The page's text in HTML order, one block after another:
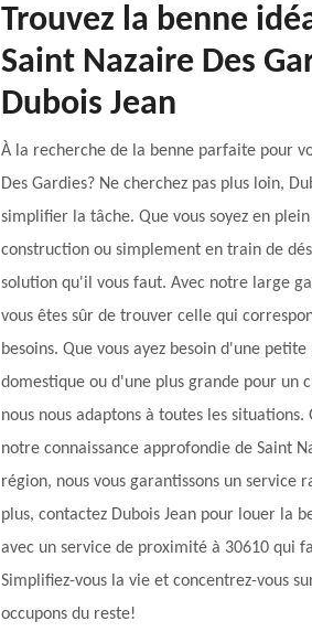
Trouvez la benne
Saint Nazaire Des
Dubois Jean
À la recherche de la benne parfaite pour
Des Gardies? Ne cherchez pas plus loin,
simplifier la tâche. Que vous soyez en
construction ou simplement en train de
solution qu'il vous faut. Avec notre large
vous êtes sûr de trouver celle qui
besoins. Que vous ayez besoin d'une
domestique ou d'une plus grande pour un
nous nous adaptons à toutes les
notre connaissance approfondie de Saint
région, nous vous garantissons un service
plus, contactez Dubois Jean pour louer la
avec un service de proximité à 30610 qui
Simplifiez-vous la vie et concentrez-vous
occupons du reste!